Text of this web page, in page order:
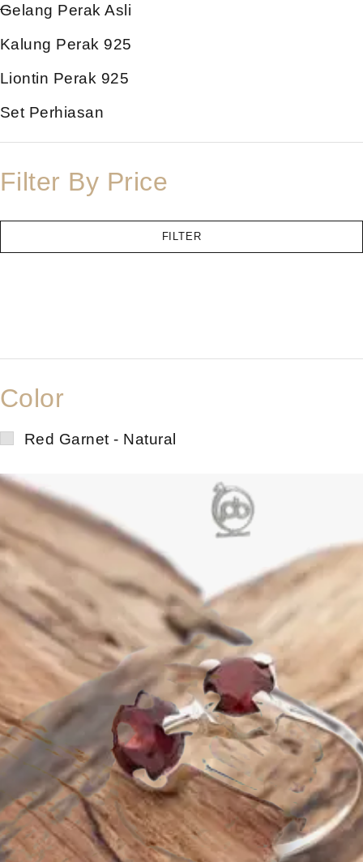
Gelang Perak Asli
Kalung Perak 925
Liontin Perak 925
Set Perhiasan
Filter By Price
FILTER
Color
Red Garnet - Natural